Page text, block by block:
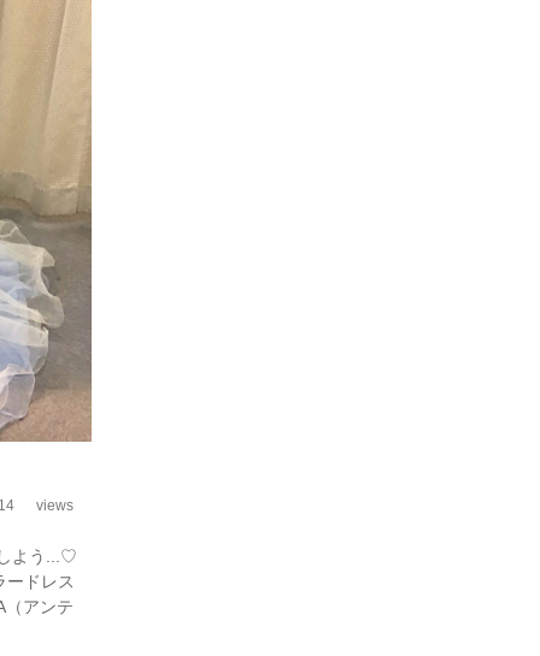
views
よう...♡
ードレス
（アンテ